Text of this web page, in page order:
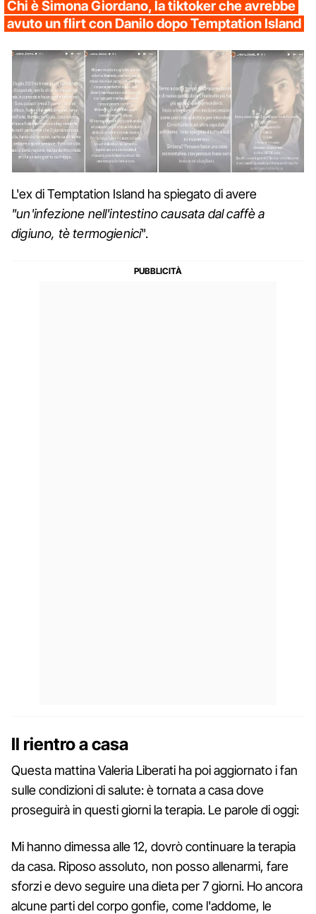
Chi è Simona Giordano, la tiktoker che avrebbe
avuto un flirt con Danilo dopo Temptation Island
L'ex di Temptation Island ha spiegato di avere
"un'infezione nell'intestino causata dal caffè a
digiuno, tè termogienici".
Il rientro a casa
Questa mattina Valeria Liberati ha poi aggiornato i fan
sulle condizioni di salute: è tornata a casa dove
proseguirà in questi giorni la terapia. Le parole di oggi:
Mi hanno dimessa alle 12, dovrò continuare la terapia
da casa. Riposo assoluto, non posso allenarmi, fare
sforzi e devo seguire una dieta per 7 giorni. Ho ancora
alcune parti del corpo gonfie, come l'addome, le